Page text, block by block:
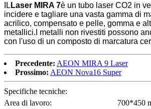
IL Laser MIRA 7è un tubo laser CO2 in
incidere e tagliare una vasta gamma di
acrilico, compensato e pelle, gomma e
metallici.I metalli non rivestiti possono
con l'uso di un composto di marcatura
Precedente: AEON MIRA 9 Laser
Prossimo: AEON Nova16 Super
Specifiche tecniche:
Area di lavoro:
700*450